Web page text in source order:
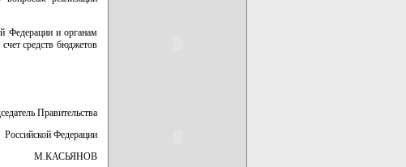
Федерации и органам
средств бюджетов
Правительства
Российской Федерации
М.КАСЬЯНОВ